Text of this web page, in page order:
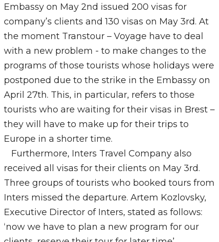
Embassy on May 2nd issued 200 visas for
company’s clients and 130 visas on May 3rd. At
the moment Transtour – Voyage have to deal
with a new problem - to make changes to the
programs of those tourists whose holidays were
postponed due to the strike in the Embassy on
April 27th. This, in particular, refers to those
tourists who are waiting for their visas in Brest –
they will have to make up for their trips to
Europe in a shorter time.
Furthermore, Inters Travel Company also
received all visas for their clients on May 3rd.
Three groups of tourists who booked tours from
Inters missed the departure. Artem Kozlovsky,
Executive Director of Inters, stated as follows:
‘now we have to plan a new program for our